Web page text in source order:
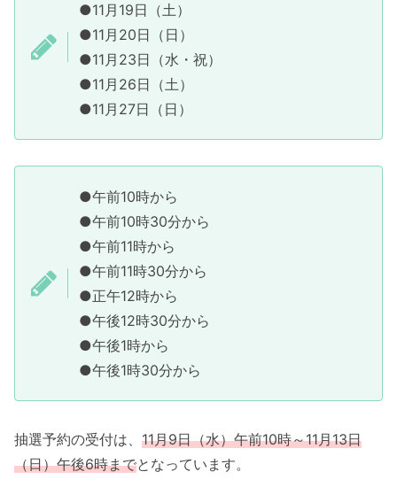
●11月19日（土）
●11月20日（日）
●11月23日（水・祝）
●11月26日（土）
●11月27日（日）
●午前10時から
●午前10時30分から
●午前11時から
●午前11時30分から
●正午12時から
●午後12時30分から
●午後1時から
●午後1時30分から
抽選予約の受付は、 11月9日（水）午前10時～11月13日
（日）午後6時までとなっています。